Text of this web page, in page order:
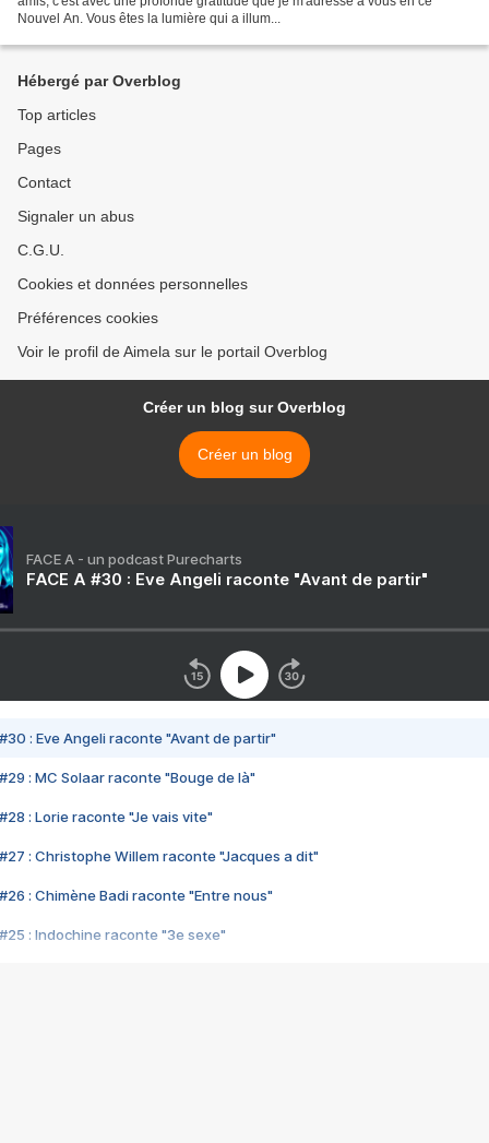
Nouvel An. Vous êtes la lumière qui a illum...
Hébergé par Overblog
Top articles
Pages
Contact
Signaler un abus
C.G.U.
Cookies et données personnelles
Préférences cookies
Voir le profil de Aimela sur le portail Overblog
Créer un blog sur Overblog
Créer un blog
FACE A - un podcast Purecharts
FACE A #30 : Eve Angeli raconte "Avant de partir"
#30 : Eve Angeli raconte "Avant de partir"
#29 : MC Solaar raconte "Bouge de là"
#28 : Lorie raconte "Je vais vite"
#27 : Christophe Willem raconte "Jacques a dit"
#26 : Chimène Badi raconte "Entre nous"
#25 : Indochine raconte "3e sexe"